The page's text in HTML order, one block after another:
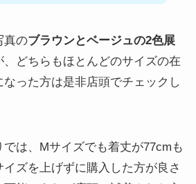
真のブラウンとベージュの2色展
、どちらもほとんどのサイズの在
った方は是非店頭でチェックし
は、Mサイズでも着丈が77cmも
ズを上げずに購入した方が良さ